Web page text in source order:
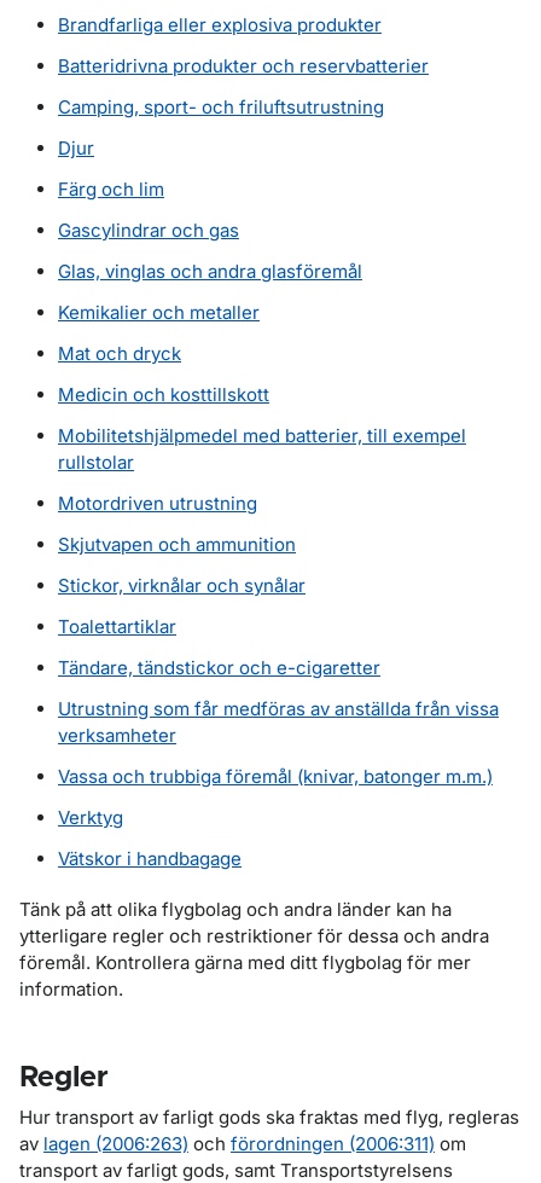
Brandfarliga eller explosiva produkter
Batteridrivna produkter och reservbatterier
Camping, sport- och friluftsutrustning
Djur
Färg och lim
Gascylindrar och gas
Glas, vinglas och andra glasföremål
Kemikalier och metaller
Mat och dryck
Medicin och kosttillskott
Mobilitetshjälpmedel med batterier, till exempel
rullstolar
Motordriven utrustning
Skjutvapen och ammunition
Stickor, virknålar och synålar
Toalettartiklar
Tändare, tändstickor och e-cigaretter
Utrustning som får medföras av anställda från vissa
verksamheter
Vassa och trubbiga föremål (knivar, batonger m.m.)
Verktyg
Vätskor i handbagage
Tänk på att olika flygbolag och andra länder kan ha
ytterligare regler och restriktioner för dessa och andra
föremål. Kontrollera gärna med ditt flygbolag för mer
information.
Regler
Hur transport av farligt gods ska fraktas med flyg, regleras
av lagen (2006:263) och förordningen (2006:311) om
transport av farligt gods, samt Transportstyrelsens